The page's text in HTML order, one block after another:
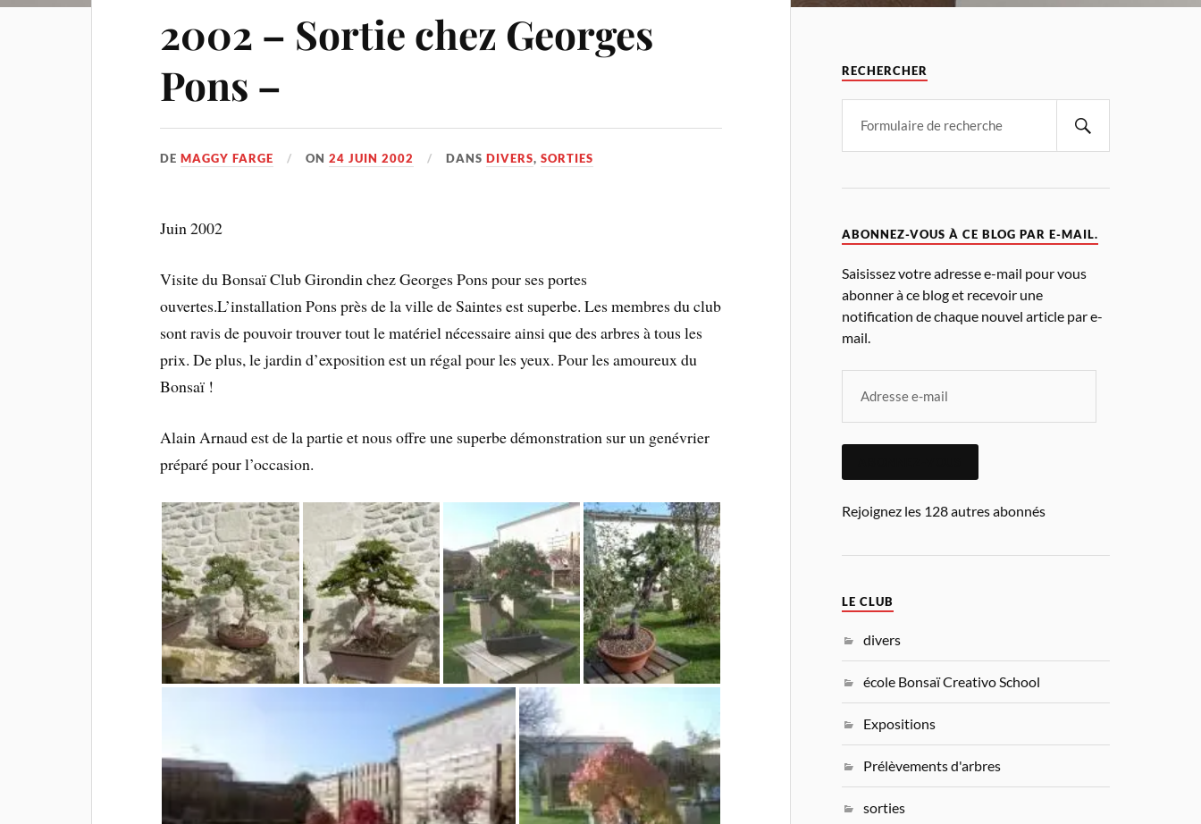
2002 – Sortie chez Georges
Pons –
DEMAGGY FARGE ON24 JUIN 2002 DANSDIVERS,SORTIES
Juin 2002
Visite du Bonsaï Club Girondin chez Georges Pons pour ses portes
ouvertes.L’installation Pons près de la ville de Saintes est superbe. Les membres du club
sont ravis de pouvoir trouver tout le matériel nécessaire ainsi que des arbres à tous les
prix. De plus, le jardin d’exposition est un régal pour les yeux. Pour les amoureux du
Bonsaï !
Alain Arnaud est de la partie et nous offre une superbe démonstration sur un genévrier
préparé pour l’occasion.
RECHERCHER
ABONNEZ-VOUS À CE BLOG PAR E-MAIL.
Saisissez votre adresse e-mail pour vous
abonner à ce blog et recevoir une
notification de chaque nouvel article par e-
mail.
Rejoignez les 128 autres abonnés
LE CLUB
divers
école Bonsaï Creativo School
Expositions
Prélèvements d'arbres
sorties